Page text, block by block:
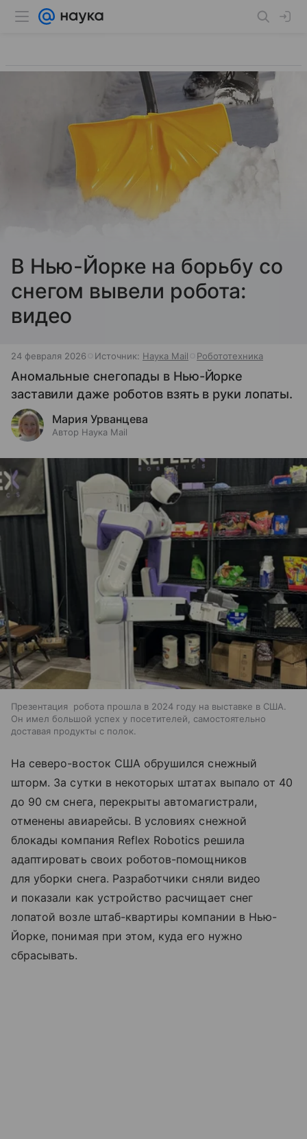
В Нью-Йорке на борьбу со
снегом вывели робота:
видео
24 февраля 2026 Источник: Наука Mail Робототехника
Аномальные снегопады в Нью-Йорке
заставили даже роботов взять в руки лопаты.
Мария Урванцева
Автор Наука Mail
Презентация робота прошла в 2024 году на выставке в США.
Он имел большой успех у посетителей, самостоятельно
доставая продукты с полок.
На северо-восток США обрушился снежный
шторм. За сутки в некоторых штатах выпало от 40
до 90 см снега, перекрыты автомагистрали,
отменены авиарейсы. В условиях снежной
блокады компания Reflex Robotics решила
адаптировать своих роботов-помощников
для уборки снега. Разработчики сняли видео
и показали как устройство расчищает снег
лопатой возле штаб-квартиры компании в Нью-
Йорке, понимая при этом, куда его нужно
сбрасывать.